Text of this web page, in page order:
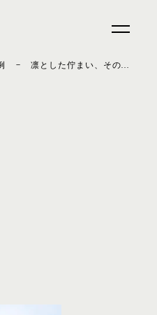
ンスを追求した注文住宅な
－